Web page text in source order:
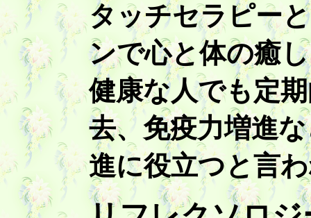
タッチセラピー
ンで心と体の癒
健康な人でも定
去、免疫力増進
進に役立つと言